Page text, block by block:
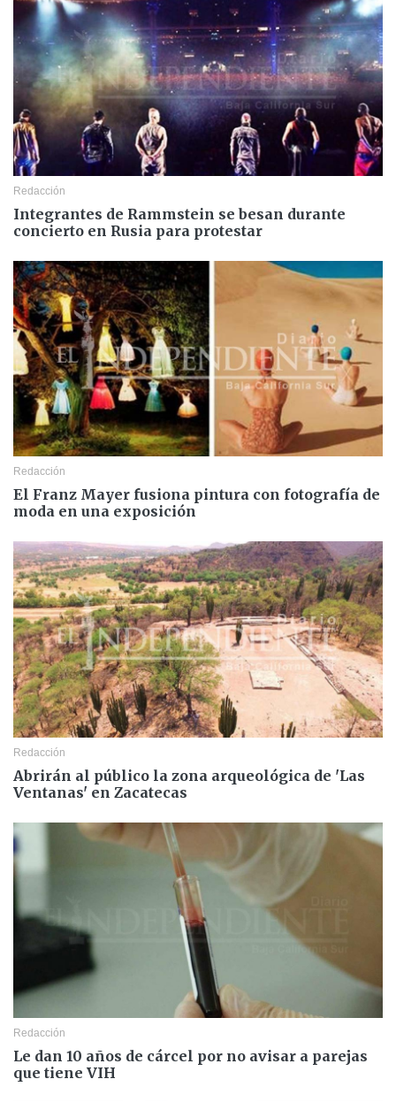
Redacción
Integrantes de Rammstein se besan durante
concierto en Rusia para protestar
Redacción
El Franz Mayer fusiona pintura con fotografía de
moda en una exposición
Redacción
Abrirán al público la zona arqueológica de 'Las
Ventanas' en Zacatecas
Redacción
Le dan 10 años de cárcel por no avisar a parejas
que tiene VIH